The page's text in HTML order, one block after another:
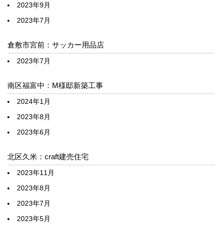
2023年9月
2023年7月
倉敷市宮前：サッカー用品店
2023年7月
南区福富中：M様邸新築工事
2024年1月
2023年8月
2023年6月
北区久米：craft建売住宅
2023年11月
2023年8月
2023年7月
2023年5月